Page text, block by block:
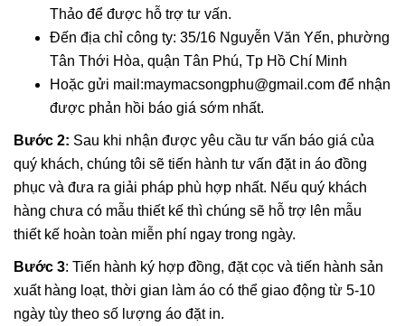
Thảo để được hỗ trợ tư vấn.
Đến địa chỉ công ty: 35/16 Nguyễn Văn Yến, phường
Tân Thới Hòa, quận Tân Phú, Tp Hồ Chí Minh
Hoặc gửi mail:maymacsongphu@gmail.com để nhận
được phản hồi báo giá sớm nhất.
Bước 2: Sau khi nhận được yêu cầu tư vấn báo giá của
quý khách, chúng tôi sẽ tiến hành tư vấn đặt in áo đồng
phục và đưa ra giải pháp phù hợp nhất. Nếu quý khách
hàng chưa có mẫu thiết kế thì chúng sẽ hỗ trợ lên mẫu
thiết kế hoàn toàn miễn phí ngay trong ngày.
Bước 3: Tiến hành ký hợp đồng, đặt cọc và tiến hành sản
xuất hàng loạt, thời gian làm áo có thể giao động từ 5-10
ngày tùy theo số lượng áo đặt in.